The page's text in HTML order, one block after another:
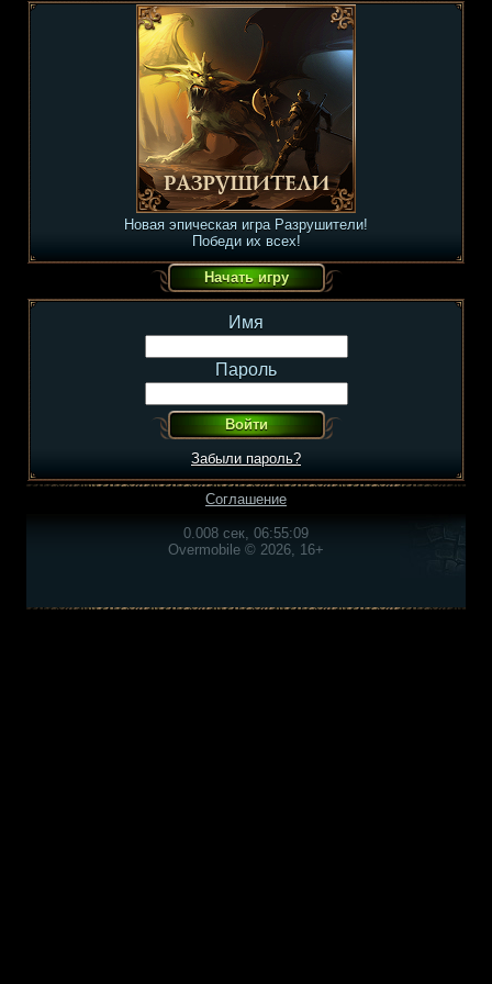
Новая эпическая игра Разрушители!
Победи их всех!
Имя
Пароль
Забыли пароль?
Соглашение
0.008 сек, 06:55:09
Overmobile © 2026, 16+